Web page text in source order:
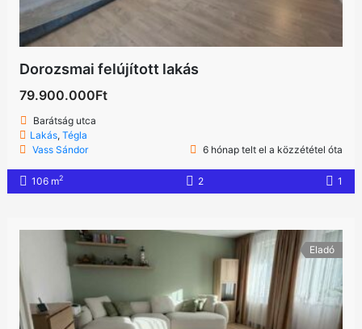
Dorozsmai felújított lakás
79.900.000Ft
Barátság utca
Lakás, Tégla
Vass Sándor
6 hónap telt el a közzététel óta
106 m2 2 1
Eladó